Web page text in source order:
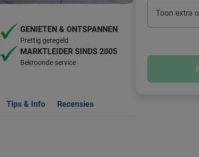
GENIETEN & ONTSPANNEN
Prettig geregeld
MARKTLEIDER SINDS 2005
Bekroonde service
Tips & Info Recensies
Toon extra